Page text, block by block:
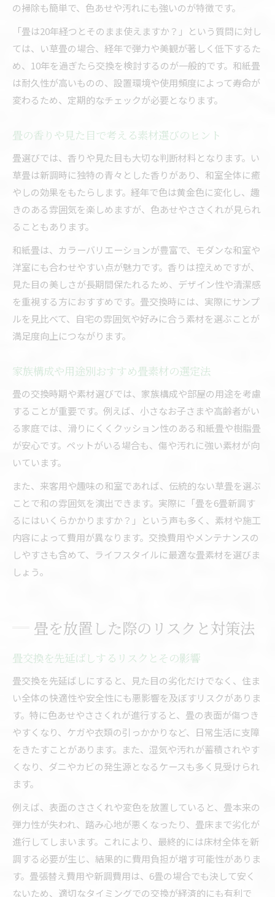
の掃除も簡単で、色あせや汚れにも強いのが特徴です。
「畳は20年経つとそのまま使えますか？」という質問に対し
ては、い草畳の場合、経年で弾力や美観が著しく低下するた
め、10年を過ぎたら交換を検討するのが一般的です。和紙畳
は耐久性が高いものの、設置環境や使用頻度によって寿命が
変わるため、定期的なチェックが必要となります。
畳の香りや見た目で考える素材選びのヒント
畳選びでは、香りや見た目も大切な判断材料となります。い
草畳は新調時に独特の青々とした香りがあり、和室全体に癒
やしの効果をもたらします。経年で色は黄金色に変化し、趣
きのある雰囲気を楽しめますが、色あせやささくれが見られ
ることもあります。
和紙畳は、カラーバリエーションが豊富で、モダンな和室や
洋室にも合わせやすい点が魅力です。香りは控えめですが、
見た目の美しさが長期間保たれるため、デザイン性や清潔感
を重視する方におすすめです。畳交換時には、実際にサンプ
ルを見比べて、自宅の雰囲気や好みに合う素材を選ぶことが
満足度向上につながります。
家族構成や用途別おすすめ畳素材の選定法
畳の交換時期や素材選びでは、家族構成や部屋の用途を考慮
することが重要です。例えば、小さなお子さまや高齢者がい
る家庭では、滑りにくくクッション性のある和紙畳や樹脂畳
が安心です。ペットがいる場合も、傷や汚れに強い素材が向
いています。
また、来客用や趣味の和室であれば、伝統的ない草畳を選ぶ
ことで和の雰囲気を演出できます。実際に「畳を6畳新調す
るにはいくらかかりますか？」という声も多く、素材や施工
内容によって費用が異なります。交換費用やメンテナンスの
しやすさも含めて、ライフスタイルに最適な畳素材を選びま
しょう。
畳を放置した際のリスクと対策法
畳交換を先延ばしするリスクとその影響
畳交換を先延ばしにすると、見た目の劣化だけでなく、住ま
い全体の快適性や安全性にも悪影響を及ぼすリスクがありま
す。特に色あせやささくれが進行すると、畳の表面が傷つき
やすくなり、ケガや衣類の引っかかりなど、日常生活に支障
をきたすことがあります。また、湿気や汚れが蓄積されやす
くなり、ダニやカビの発生源となるケースも多く見受けられ
ます。
例えば、表面のささくれや変色を放置していると、畳本来の
弾力性が失われ、踏み心地が悪くなったり、畳床まで劣化が
進行してしまいます。これにより、最終的には床材全体を新
調する必要が生じ、結果的に費用負担が増す可能性がありま
す。畳張替え費用や新調費用は、6畳の場合でも決して安く
ないため、適切なタイミングでの交換が経済的にも有利で